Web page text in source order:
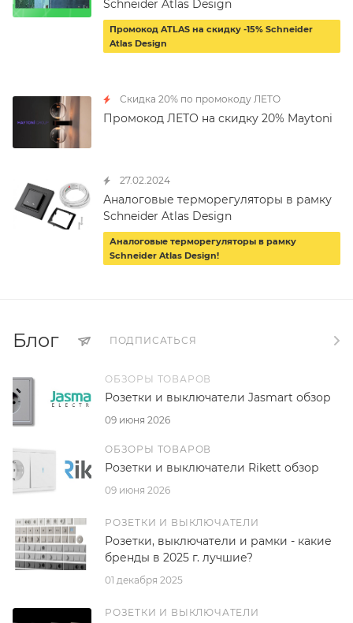
Schneider Atlas Design
Промокод ATLAS на скидку -15% Schneider
Atlas Design
Скидка 20% по промокоду ЛЕТО
Промокод ЛЕТО на скидку 20% Maytoni
27.02.2024
Аналоговые терморегуляторы в рамку
Schneider Atlas Design
Аналоговые терморегуляторы в рамку
Schneider Atlas Design!
Блог ПОДПИСАТЬСЯ
ОБЗОРЫ ТОВАРОВ
09 июня 2026
Розетки и выключатели Jasmart обзор
ОБЗОРЫ ТОВАРОВ
09 июня 2026
Розетки и выключатели Rikett обзор
РОЗЕТКИ И ВЫКЛЮЧАТЕЛИ
01 декабря 2025
Розетки, выключатели и рамки - какие
бренды в 2025 г. лучшие?
РОЗЕТКИ И ВЫКЛЮЧАТЕЛИ